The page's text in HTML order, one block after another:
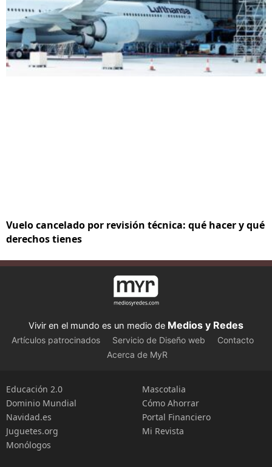
Vuelo cancelado por revisión técnica: qué hacer y qué
derechos tienes
Vivir en el mundo es un medio de Medios y Redes
Artículos patrocinados Servicio de Diseño web
Contacto
Acerca de MyR
Educación 2.0
Dominio Mundial
Navidad.es
Juguetes.org
Monólogos
Mascotalia
Cómo Ahorrar
Portal Financiero
Mi Revista